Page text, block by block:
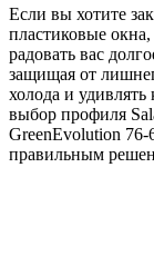
Если вы хотите
пластиковые
радовать вас
защищая от
холода и удивлять
выбор профиля
GreenEvolution 76-
правильным